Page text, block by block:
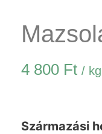
4 800 Ft / kg
Származási